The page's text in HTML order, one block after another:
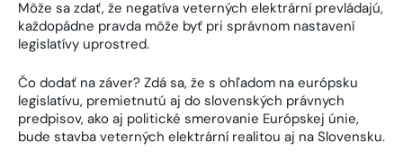
Môže sa zdať, že negatíva veterných elektrární prevládajú,
každopádne pravda môže byť pri správnom nastavení
legislatívy uprostred.
Čo dodať na záver? Zdá sa, že s ohľadom na európsku
legislatívu, premietnutú aj do slovenských právnych
predpisov, ako aj politické smerovanie Európskej únie,
bude stavba veterných elektrární realitou aj na Slovensku.